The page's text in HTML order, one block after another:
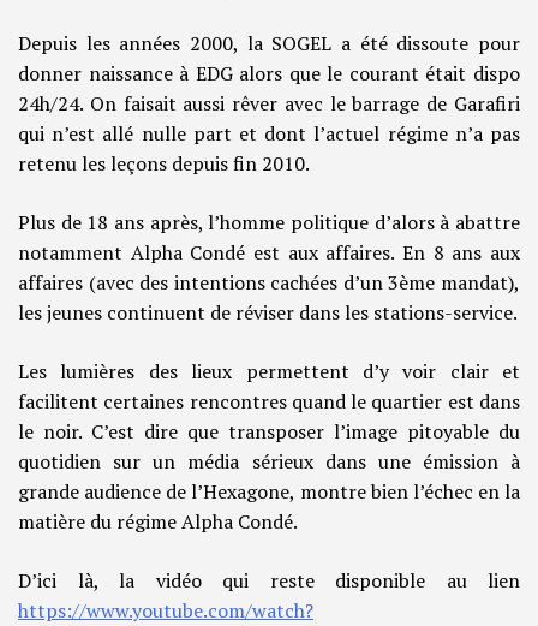
Depuis les années 2000, la SOGEL a été dissoute pour
donner naissance à EDG alors que le courant était dispo
24h/24. On faisait aussi rêver avec le barrage de Garafiri
qui n’est allé nulle part et dont l’actuel régime n’a pas
retenu les leçons depuis fin 2010.
Plus de 18 ans après, l’homme politique d’alors à abattre
notamment Alpha Condé est aux affaires. En 8 ans aux
affaires (avec des intentions cachées d’un 3ème mandat),
les jeunes continuent de réviser dans les stations-service.
Les lumières des lieux permettent d’y voir clair et
facilitent certaines rencontres quand le quartier est dans
le noir. C’est dire que transposer l’image pitoyable du
quotidien sur un média sérieux dans une émission à
grande audience de l’Hexagone, montre bien l’échec en la
matière du régime Alpha Condé.
D’ici là, la vidéo qui reste disponible au lien
https://www.youtube.com/watch?